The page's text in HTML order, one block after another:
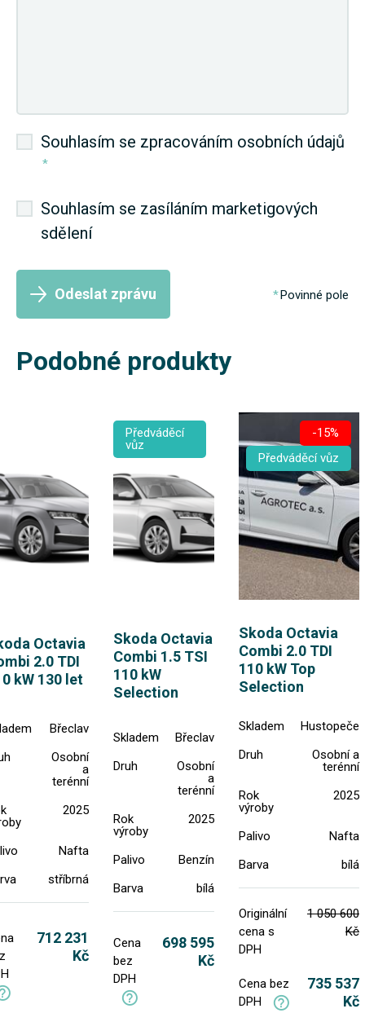
Souhlasím se zpracováním osobních údajů
*
Souhlasím se zasíláním marketigových
sdělení
Odeslat zprávu Povinné pole
Podobné produkty
Octavia
2.0 TDI
kW 130 let
Břeclav
Osobní
a
terénní
2025
Nafta
stříbrná
712 231
Kč
Předváděcí
vůz
Skoda Octavia
Combi 1.5 TSI
110 kW
Selection
Skladem
Břeclav
Druh
Osobní
a
terénní
Rok
výroby
2025
Palivo
Benzín
Barva
bílá
Cena
bez
DPH
698 595
Kč
-15%
Předváděcí vůz
Skoda Octavia
Combi 2.0 TDI
110 kW Top
Selection
Skladem
Hustopeče
Druh
Osobní a
terénní
Rok
výroby
2025
Palivo
Nafta
Barva
bílá
Originální
cena s
DPH
1 050 600
Kč
Cena bez
DPH
735 537
Kč